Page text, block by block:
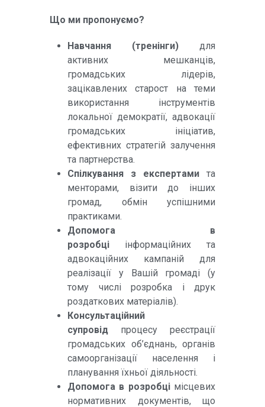
Що ми пропонуємо?
Навчання (тренінги) для
активних мешканців,
громадських лідерів,
зацікавлених старост на теми
використання інструментів
локальної демократії, адвокації
громадських ініціатив,
ефективних стратегій залучення
та партнерства.
Спілкування з експертами та
менторами, візити до інших
громад, обмін успішними
практиками.
Допомога в
розробці інформаційних та
адвокаційних кампаній для
реалізації у Вашій громаді (у
тому числі розробка і друк
роздаткових матеріалів).
Консультаційний
супровід процесу реєстрації
громадських об’єднань, органів
самоорганізації населення і
планування їхньої діяльності.
Допомога в розробцімісцевих
нормативних документів, що